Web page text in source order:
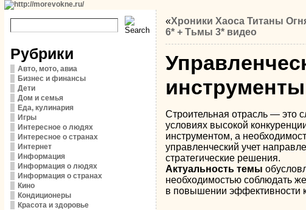
Рубрики
Авто, мото, авиа
Бизнес и финансы
Дети
Дом и семья
Еда, кулинария
Игры
Интересное о людях
Интересное о странах
Интернет
Информация
Информация о людях
Информация о странах
Кино
Кондиционеры
Красота и здоровье
«Хроники Хаоса Титаны
6* + Тьмы 3* видео
инструменты
Строительная отрасль — это
условиях высокой
инструментом, а
управленческий учет
стратегические решения.
Актуальность темы
необходимостью соблюдать
в повышении эффективности